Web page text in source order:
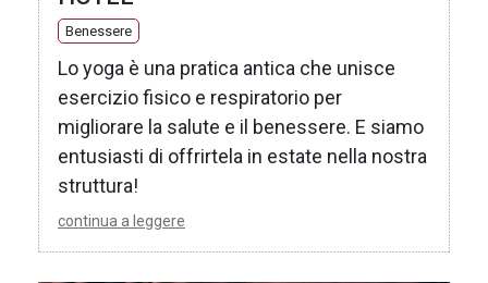
Benessere
Lo yoga è una pratica antica che unisce
esercizio fisico e respiratorio per
migliorare la salute e il benessere. E siamo
entusiasti di offrirtela in estate nella nostra
struttura!
continua a leggere